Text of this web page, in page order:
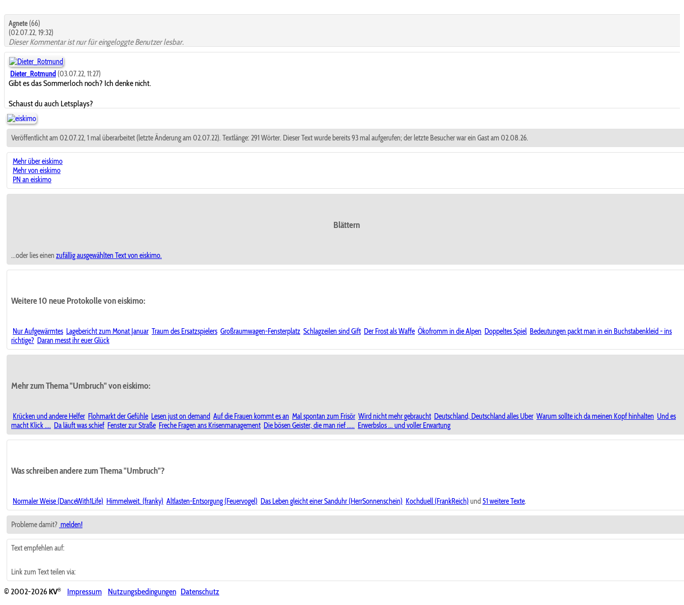
Agnete (66)
(02.07.22, 19:32)
Dieser Kommentar ist nur für eingeloggte Benutzer lesbar.
Dieter_Rotmund (03.07.22, 11:27)
Gibt es das Sommerloch noch? Ich denke nicht.
Schaust du auch Letsplays?
Veröffentlicht am 02.07.22, 1 mal überarbeitet (letzte Änderung am 02.07.22). Textlänge: 291 Wörter. Dieser Text wurde bereits 93 mal aufgerufen; der letzte Besucher war ein Gast am 02.08.26.
Mehr über eiskimo
Mehr von eiskimo
PN an eiskimo
Blättern
...oder lies einen zufällig ausgewählten Text von eiskimo.
Weitere 10 neue Protokolle von eiskimo:
Nur Aufgewärmtes Lagebericht zum Monat Januar Traum des Ersatzspielers Großraumwagen-Fensterplatz Schlagzeilen sind Gift Der Frost als Waffe Ökofromm in die Alpen Doppeltes Spiel Bedeutungen packt man in ein Buchstabenkleid - ins
richtige? Daran messt ihr euer Glück
Mehr zum Thema "Umbruch" von eiskimo:
Krücken und andere Helfer Flohmarkt der Gefühle Lesen just on demand Auf die Frauen kommt es an Mal spontan zum Frisör Wird nicht mehr gebraucht Deutschland, Deutschland alles Uber Warum sollte ich da meinen Kopf hinhalten Und es
macht Klick .... Da läuft was schief Fenster zur Straße Freche Fragen ans Krisenmanagement Die bösen Geister, die man rief ..... Erwerbslos ... und voller Erwartung
Was schreiben andere zum Thema "Umbruch"?
Normaler Weise (DanceWith1Life) Himmelweit. (franky) Altlasten-Entsorgung (Feuervogel) Das Leben gleicht einer Sanduhr (HerrSonnenschein) Kochduell (FrankReich) und 51 weitere Texte.
Probleme damit? melden!
Text empfehlen auf:
Link zum Text teilen via:
© 2002-2026KV® Impressum Nutzungsbedingungen Datenschutz